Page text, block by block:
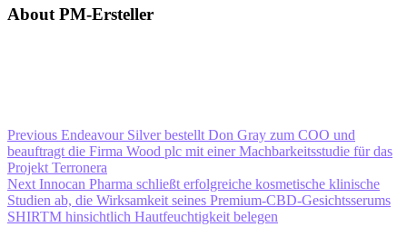
About PM-Ersteller
Previous Endeavour Silver bestellt Don Gray zum COO und
beauftragt die Firma Wood plc mit einer Machbarkeitsstudie für das
Projekt Terronera
Next Innocan Pharma schließt erfolgreiche kosmetische klinische
Studien ab, die Wirksamkeit seines Premium-CBD-Gesichtsserums
SHIRTM hinsichtlich Hautfeuchtigkeit belegen